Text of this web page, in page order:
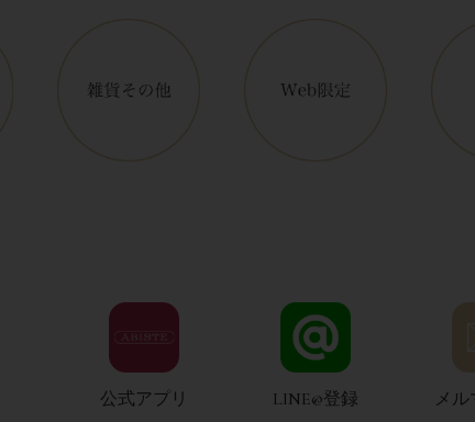
公式アプリ LINE@登録 メ